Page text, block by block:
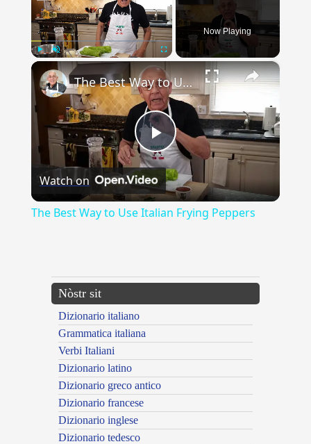
Unmute
Now Playing
×
Play
Video
The Best Way to Use Italian Frying Peppers
Watch on
The Best Way to Use Italian Frying Peppers
Nòstr sit
Dizionario italiano
Grammatica italiana
Verbi Italiani
Dizionario latino
Dizionario greco antico
Dizionario francese
Dizionario inglese
Dizionario tedesco